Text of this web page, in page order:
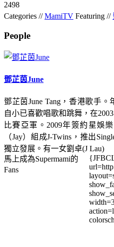
2498
Categories //MamiTV Featuring //
People
鄧芷茵June
鄧芷茵June Tang，香港歌手
自小已喜歡唱歌和跳舞，在
比賽亞軍。2009年簽約星娛
（Jay）組成J-Twins，推出
獨立發展。有一女劉卓(J Lau)
馬上成為Supermami的
Fans